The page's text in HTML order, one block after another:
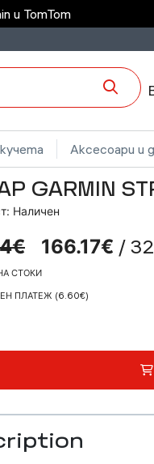
и TomTom
Аксесоари и
GARMIN
Наличен
166.17€ /
СТОКИ
ПЛАТЕЖ (6.60€)